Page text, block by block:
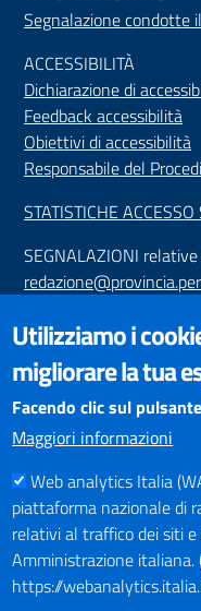
Segnalazione condotte
ACCESSIBILITÀ
Dichiarazione di
Feedback accessibilità
Obiettivi di accessibilità
Responsabile del
STATISTICHE ACCESSO
SEGNALAZIONI relative
VISUALIZZAZIONE
Il sito internet della
essere visualizzato dai
browser non aggiornati
dei contenuti.
PAGAMENTI
SOCIAL NETWORKS
Utilizziamo i
migliorare la tua
Facendo clic sul
Maggiori informazioni
Web analytics Italia
piattaforma nazionale di
relativi al traffico dei siti
Amministrazione italiana.
https://